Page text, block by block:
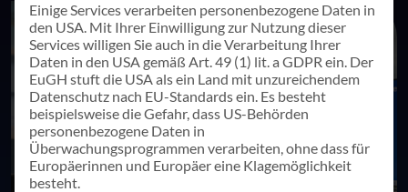
Einige Services verarbeiten personenbezogene Daten in
den USA. Mit Ihrer Einwilligung zur Nutzung dieser
Services willigen Sie auch in die Verarbeitung Ihrer
Daten in den USA gemäß Art. 49 (1) lit. a GDPR ein. Der
EuGH stuft die USA als ein Land mit unzureichendem
Datenschutz nach EU-Standards ein. Es besteht
beispielsweise die Gefahr, dass US-Behörden
personenbezogene Daten in
Überwachungsprogrammen verarbeiten, ohne dass für
Europäerinnen und Europäer eine Klagemöglichkeit
besteht.